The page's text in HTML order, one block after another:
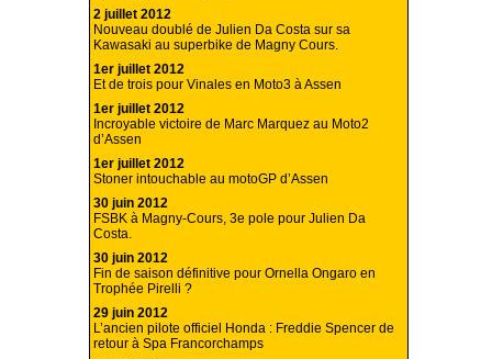
2 juillet 2012
Nouveau doublé de Julien Da Costa sur sa
Kawasaki au superbike de Magny Cours.
1er juillet 2012
Et de trois pour Vinales en Moto3 à Assen
1er juillet 2012
Incroyable victoire de Marc Marquez au Moto2
d’Assen
1er juillet 2012
Stoner intouchable au motoGP d’Assen
30 juin 2012
FSBK à Magny-Cours, 3e pole pour Julien Da
Costa.
30 juin 2012
Fin de saison définitive pour Ornella Ongaro en
Trophée Pirelli ?
29 juin 2012
L’ancien pilote officiel Honda : Freddie Spencer de
retour à Spa Francorchamps